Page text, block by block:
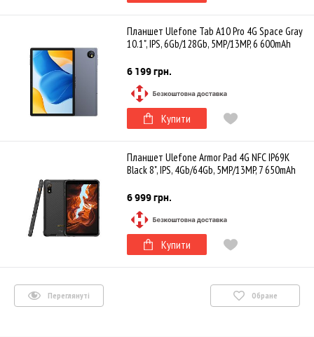
Планшет Ulefone Tab A10 Pro 4G Space Gray
10.1", IPS, 6Gb/128Gb, 5MP/13MP, 6 600mAh
6 199 грн.
Купити
Планшет Ulefone Armor Pad 4G NFC IP69K
Black 8", IPS, 4Gb/64Gb, 5MP/13MP, 7 650mAh
6 999 грн.
Купити
Переглянуті Обране